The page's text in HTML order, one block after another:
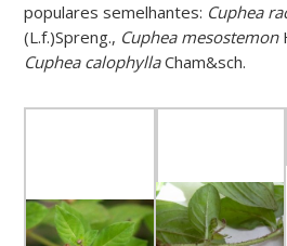
populares semelhantes: Cuphea
(L.f.)Spreng., Cuphea mesostemon
Cuphea calophyllaCham&sch.